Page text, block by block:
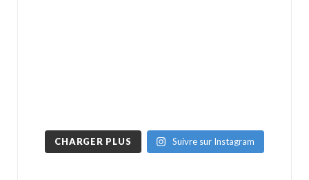
CHARGER PLUS Suivre sur Instagram